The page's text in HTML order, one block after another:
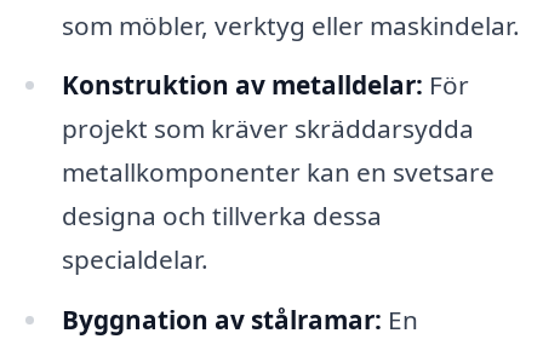
som möbler, verktyg eller maskindelar.
Konstruktion av metalldelar: För
projekt som kräver skräddarsydda
metallkomponenter kan en svetsare
designa och tillverka dessa
specialdelar.
Byggnation av stålramar: En